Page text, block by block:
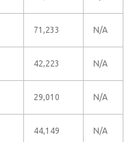
71,233 N/A
42,223 N/A
29,010 N/A
44,149 N/A